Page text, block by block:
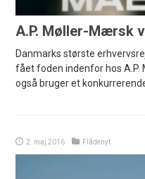
A.P. Møller-Mærsk
Danmarks største
fået foden indenfor hos
også bruger et
2. maj 2016 Flådenyt